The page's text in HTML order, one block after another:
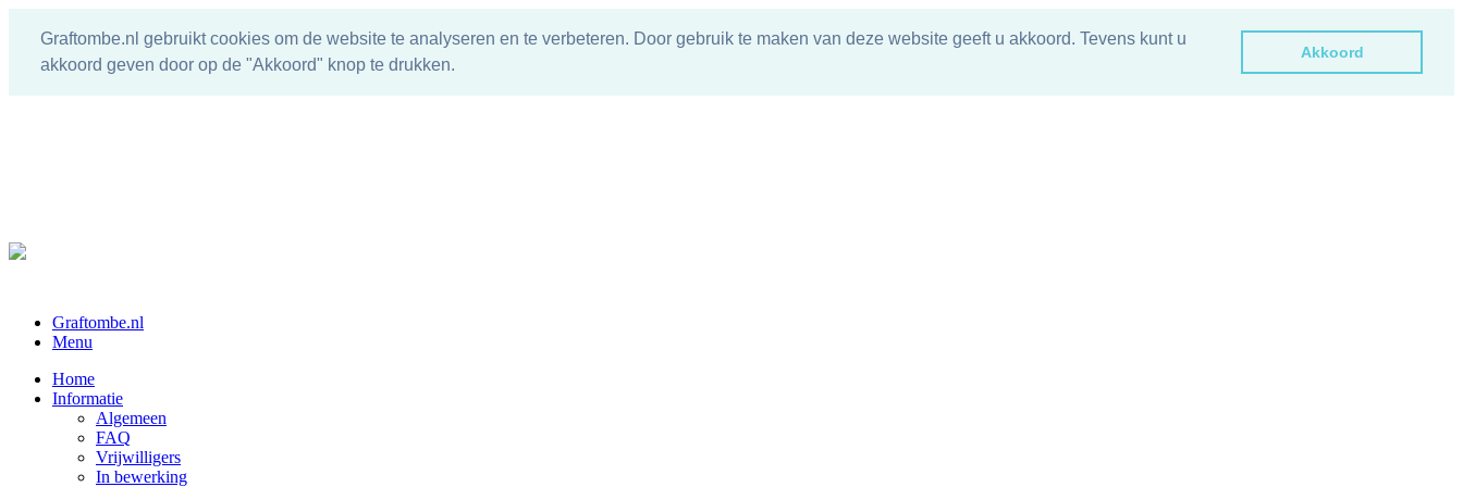
Graftombe.nl gebruikt cookies om de website te analyseren en te verbeteren. Door gebruik te maken van deze website geeft u akkoord. Tevens kunt u
akkoord geven door op de "Akkoord" knop te drukken.
Akkoord
Graftombe.nl
Menu
Home
Informatie
Algemeen
FAQ
Vrijwilligers
In bewerking